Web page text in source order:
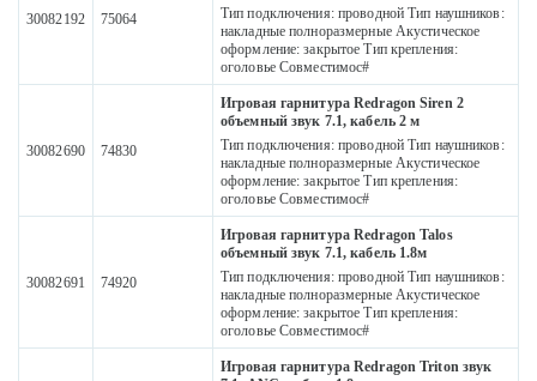
30082192 75064
Тип подключения: проводной Тип наушников:
накладные полноразмерные Акустическое
оформление: закрытое Тип крепления:
оголовье Совместимос#
30082690 74830
Игровая гарнитура Redragon Siren 2
объемный звук 7.1, кабель 2 м
Тип подключения: проводной Тип наушников:
накладные полноразмерные Акустическое
оформление: закрытое Тип крепления:
оголовье Совместимос#
30082691 74920
Игровая гарнитура Redragon Talos
объемный звук 7.1, кабель 1.8м
Тип подключения: проводной Тип наушников:
накладные полноразмерные Акустическое
оформление: закрытое Тип крепления:
оголовье Совместимос#
Игровая гарнитура Redragon Triton звук